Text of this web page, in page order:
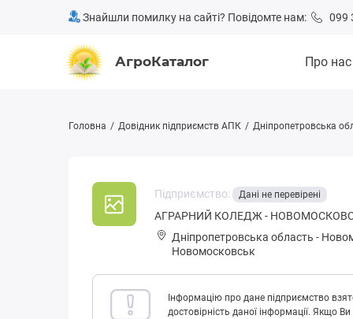
Знайшли помилку на сайті? Повідомте нам: 099
АгроКаталог Про нас
Головна Довідник підприємств АПК Дніпропетровська
Підприємство: Дані не перевірені
АГРАРНИЙ КОЛЕДЖ -
Дніпропетровська область -
Новомосковськ
Інформацію про дане підприємство
достовірність даної інформації. Якщо